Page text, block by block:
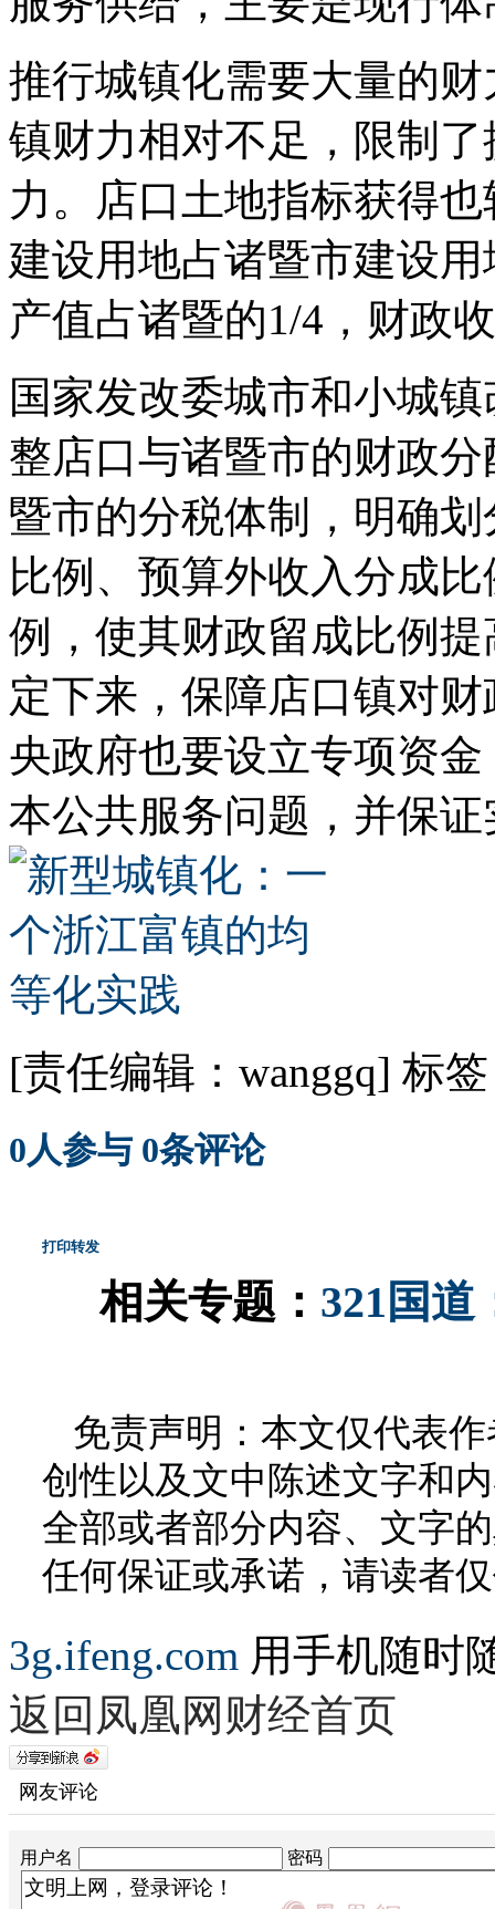
推行城镇化需要大量的
镇财力相对不足，限制
力。店口土地指标获得
建设用地占诸暨市建设
产值占诸暨的1/4，财政
国家发改委城市和小城
整店口与诸暨市的财政
暨市的分税体制，明确
比例、预算外收入分成
例，使其财政留成比例
定下来，保障店口镇对
央政府也要设立专项资
本公共服务问题，并保
[责任编辑：wanggq] 标
0人参与 0条评论
打印转发
相关专题： 321国道
免责声明：本文仅代表
创性以及文中陈述文字和
全部或者部分内容、文字
任何保证或承诺，请读者
3g.ifeng.com 用手机随时
返回凤凰网财经首页
网友评论
用户名 密码